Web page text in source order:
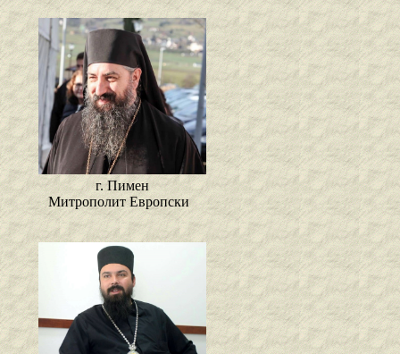
г. Пимен
Митрополит Европски